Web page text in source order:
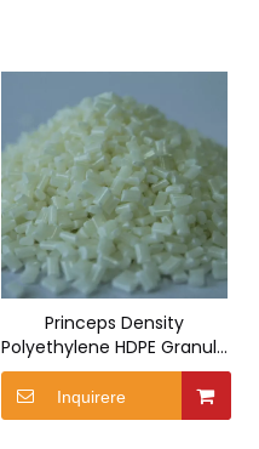
Princeps Density
Polyethylene HDPE Granula
Raffia Grade-5000S
Inquirere